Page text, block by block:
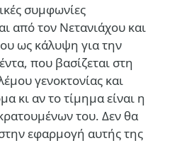
συμφωνίες
από τον Νετανιάχου και
ως κάλυψη για την
που βασίζεται στη
γενοκτονίας και
κι αν το τίμημα είναι η
του. Δεν θα
εφαρμογή αυτής της